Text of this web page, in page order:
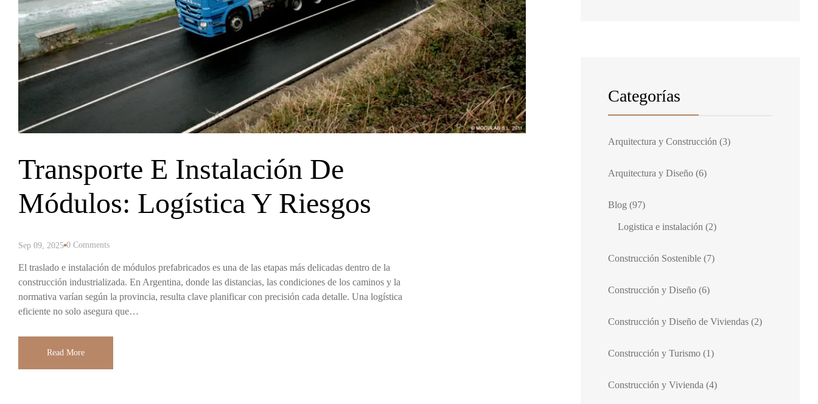
Transporte E Instalación De
Módulos: Logística Y Riesgos
Sep 09, 2025 0 Comments
El traslado e instalación de módulos prefabricados es una de las etapas más delicadas dentro de la
construcción industrializada. En Argentina, donde las distancias, las condiciones de los caminos y la
normativa varían según la provincia, resulta clave planificar con precisión cada detalle. Una logística
eficiente no solo asegura que…
Read More
Categorías
Arquitectura y Construcción (3)
Arquitectura y Diseño (6)
Blog (97)
Logistica e instalación (2)
Construcción Sostenible (7)
Construcción y Diseño (6)
Construcción y Diseño de Viviendas (2)
Construcción y Turismo (1)
Construcción y Vivienda (4)